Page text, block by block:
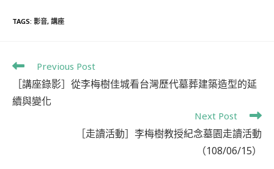
TAGS: 影音, 講座
Previous Post
［講座錄影］從李梅樹佳城看台灣歷代墓葬建築造型的延
續與變化
Next Post
［走讀活動］李梅樹教授紀念墓園走讀活動
（108/06/15）